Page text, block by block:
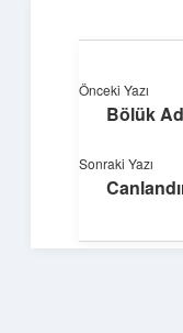
Dijital
Önceki Yazı
Bölük
Sonraki Yazı